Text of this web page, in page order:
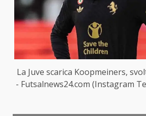
La Juve scarica Koopmeiners,
- Futsalnews24.com (Instagram